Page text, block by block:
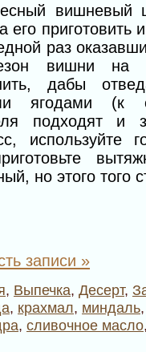
вишневый
его приготовить
раз
вишни на
дабы
ягодами (к
подходят и
используйте
но этого того
записи »
, Выпечка, Десерт,
, крахмал, миндаль
, сливочное масло